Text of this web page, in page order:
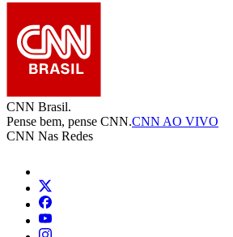
CNN Brasil.
Pense bem, pense CNN.CNN AO VIVO
CNN Nas Redes